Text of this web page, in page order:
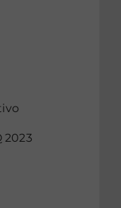
2023